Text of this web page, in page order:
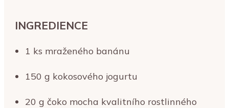
INGREDIENCE
1 ks mraženého banánu
150 g kokosového jogurtu
20 g čoko mocha kvalitního rostlinného